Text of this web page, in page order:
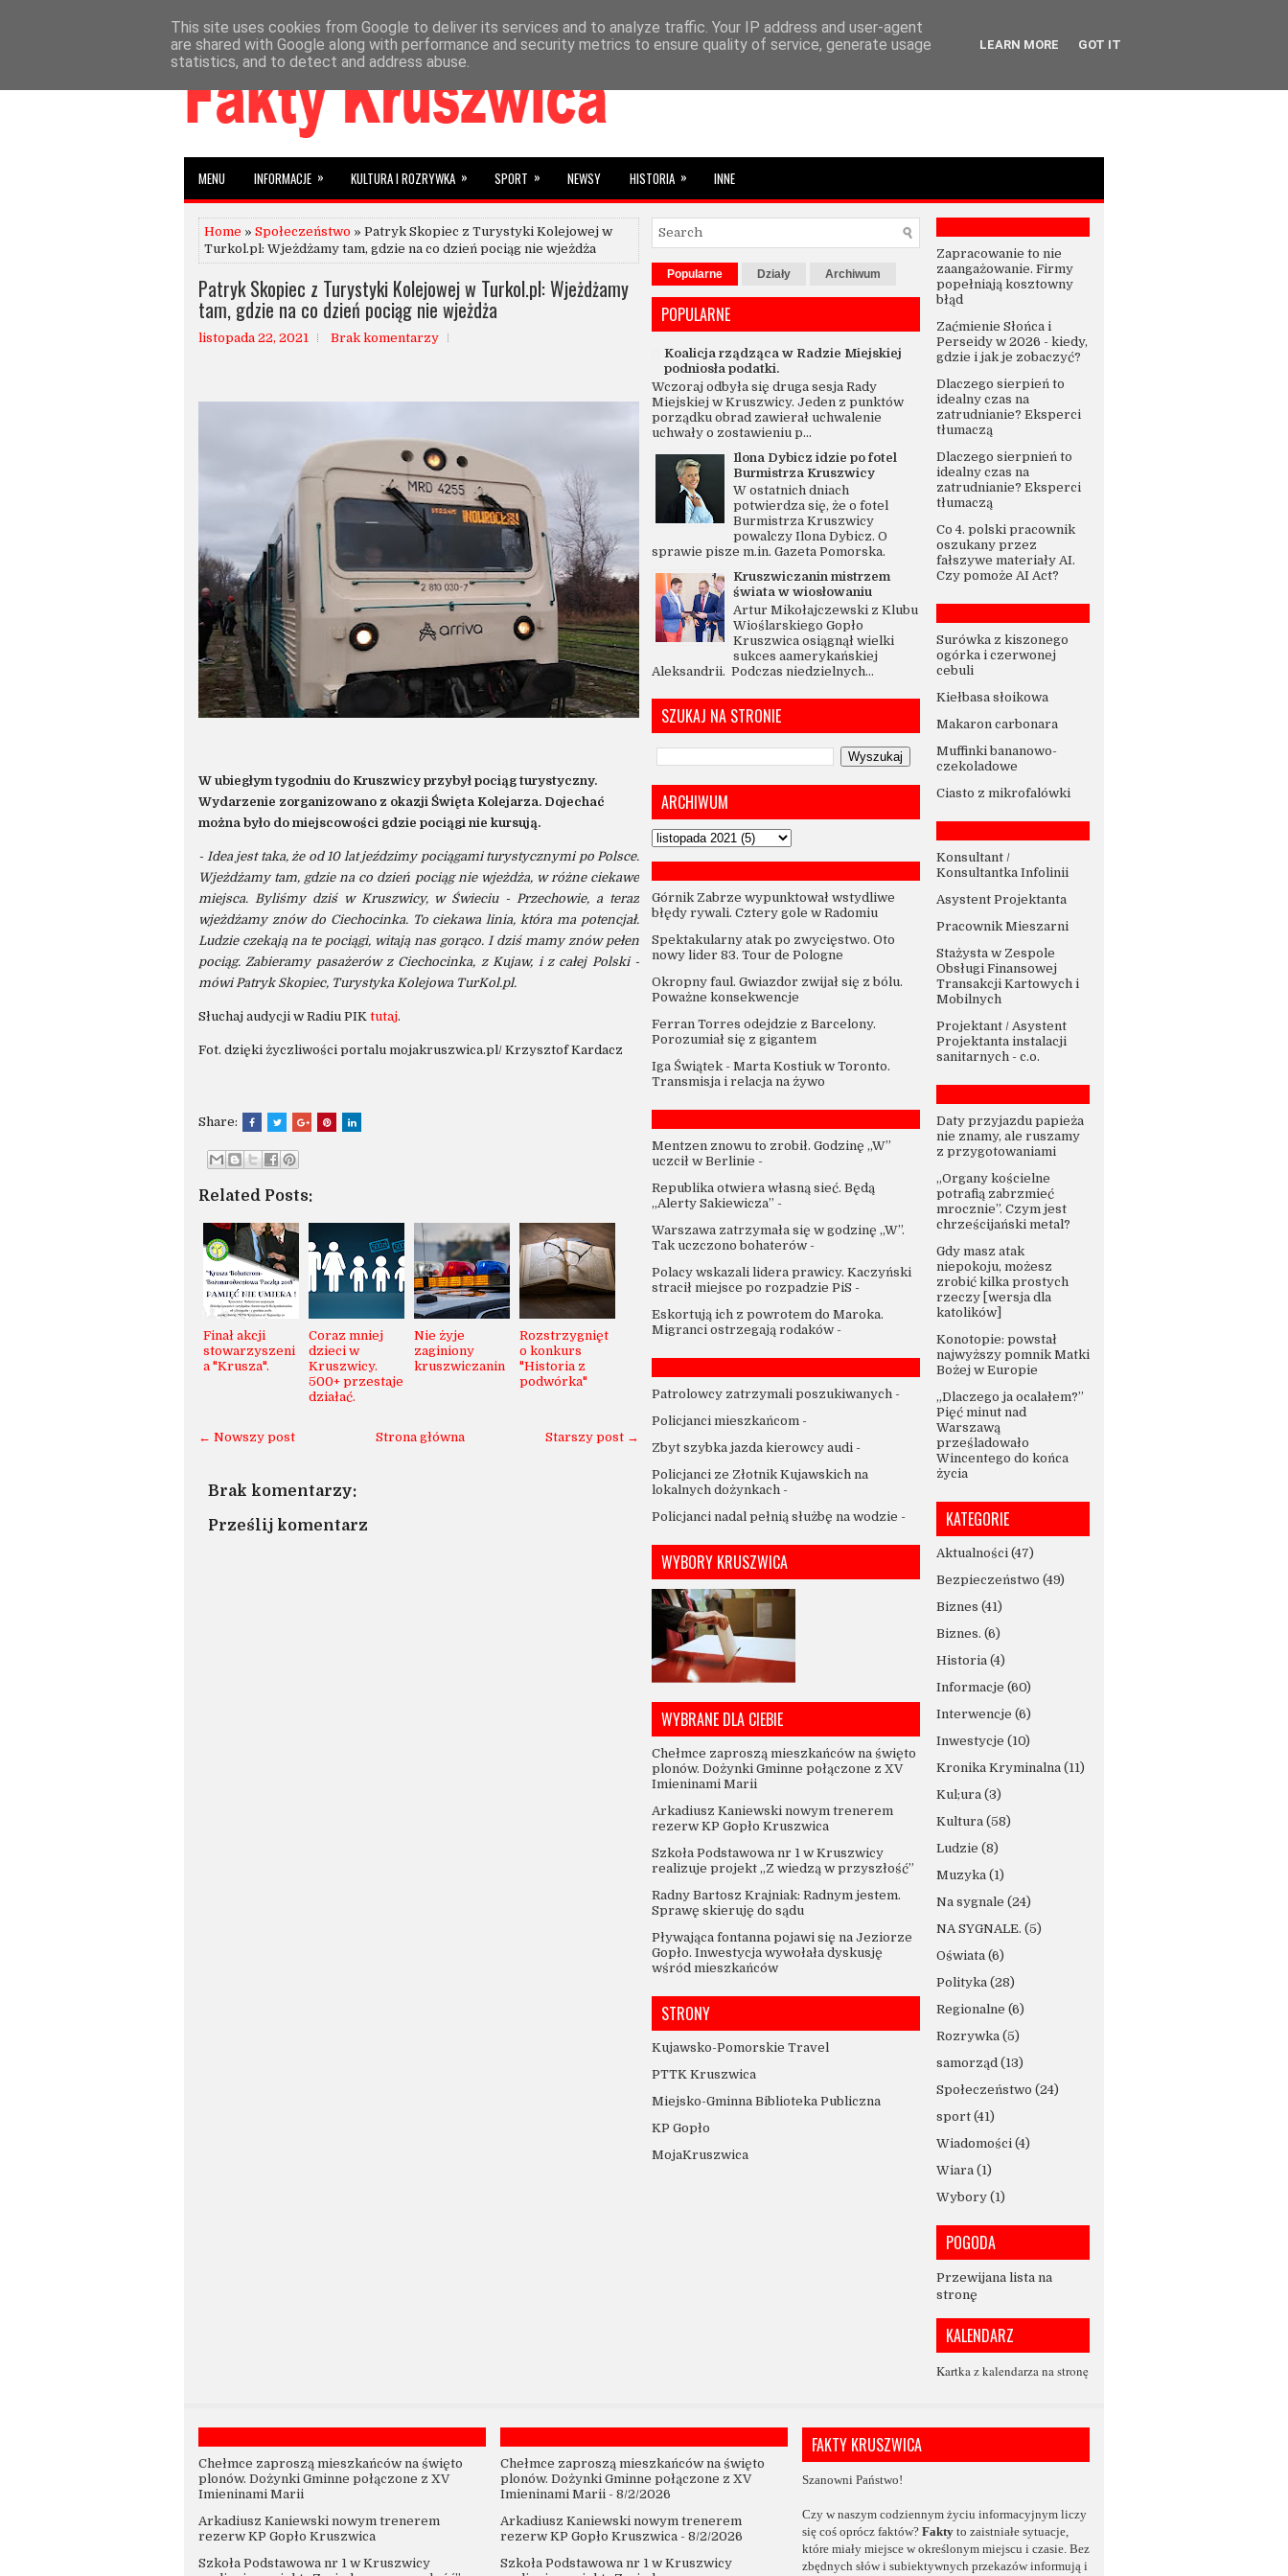
HOME AKTUALNOŚCI » INFORMACJE » WYBRANE SUBIEKTYWNIE »
MENU INFORMACJE » KULTURA I ROZRYWKA » SPORT » NEWSY HISTORIA » INNE
Home » Społeczeństwo » Patryk Skopiec z Turystyki Kolejowej w
Turkol.pl: Wjeżdżamy tam, gdzie na co dzień pociąg nie wjeżdża
Patryk Skopiec z Turystyki Kolejowej w Turkol.pl: Wjeżdżamy
tam, gdzie na co dzień pociąg nie wjeżdża
listopada 22, 2021 Brak komentarzy
W ubiegłym tygodniu do Kruszwicy przybył pociąg turystyczny.
Wydarzenie zorganizowano z okazji Święta Kolejarza. Dojechać
można było do miejscowości gdzie pociągi nie kursują.
- Idea jest taka, że od 10 lat jeździmy pociągami turystycznymi po Polsce.
Wjeżdżamy tam, gdzie na co dzień pociąg nie wjeżdża, w różne ciekawe
miejsca. Byliśmy dziś w Kruszwicy, w Świeciu - Przechowie, a teraz
wjeżdżamy znów do Ciechocinka. To ciekawa linia, która ma potencjał.
Ludzie czekają na te pociągi, witają nas gorąco. I dziś mamy znów pełen
pociąg. Zabieramy pasażerów z Ciechocinka, z Kujaw, i z całej Polski -
mówi Patryk Skopiec, Turystyka Kolejowa TurKol.pl.
Słuchaj audycji w Radiu PIK tutaj.
Fot. dzięki życzliwości portalu mojakruszwica.pl/ Krzysztof Kardacz
Share:
Related Posts:
Finał akcji
stowarzyszeni
a "Krusza".
Coraz mniej
dzieci w
Kruszwicy.
500+ przestaje
działać.
Nie żyje
zaginiony
kruszwiczanin
Rozstrzygnięt
o konkurs
"Historia z
podwórka"
← Nowszy post Starszy post →
Strona główna
Brak komentarzy:
Prześlij komentarz
Popularne Działy Archiwum
POPULARNE
Koalicja rządząca w Radzie Miejskiej
podniosła podatki.
Wczoraj odbyła się druga sesja Rady
Miejskiej w Kruszwicy. Jeden z punktów
porządku obrad zawierał uchwalenie
uchwały o zostawieniu p...
Ilona Dybicz idzie po fotel
Burmistrza Kruszwicy
W ostatnich dniach
potwierdza się, że o fotel
Burmistrza Kruszwicy
powalczy Ilona Dybicz. O
sprawie pisze m.in. Gazeta Pomorska.
Kruszwiczanin mistrzem
świata w wiosłowaniu
Artur Mikołajczewski z Klubu
Wioślarskiego Gopło
Kruszwica osiągnął wielki
sukces aamerykańskiej
Aleksandrii. Podczas niedzielnych...
SZUKAJ NA STRONIE
ARCHIWUM
Górnik Zabrze wypunktował wstydliwe
błędy rywali. Cztery gole w Radomiu
Spektakularny atak po zwycięstwo. Oto
nowy lider 83. Tour de Pologne
Okropny faul. Gwiazdor zwijał się z bólu.
Poważne konsekwencje
Ferran Torres odejdzie z Barcelony.
Porozumiał się z gigantem
Iga Świątek - Marta Kostiuk w Toronto.
Transmisja i relacja na żywo
Mentzen znowu to zrobił. Godzinę „W”
uczcił w Berlinie -
Republika otwiera własną sieć. Będą
„Alerty Sakiewicza” -
Warszawa zatrzymała się w godzinę „W”.
Tak uczczono bohaterów -
Polacy wskazali lidera prawicy. Kaczyński
stracił miejsce po rozpadzie PiS -
Eskortują ich z powrotem do Maroka.
Migranci ostrzegają rodaków -
Patrolowcy zatrzymali poszukiwanych -
Policjanci mieszkańcom -
Zbyt szybka jazda kierowcy audi -
Policjanci ze Złotnik Kujawskich na
lokalnych dożynkach -
Policjanci nadal pełnią służbę na wodzie -
WYBORY KRUSZWICA
WYBRANE DLA CIEBIE
Chełmce zaproszą mieszkańców na święto
plonów. Dożynki Gminne połączone z XV
Imieninami Marii
Arkadiusz Kaniewski nowym trenerem
rezerw KP Gopło Kruszwica
Szkoła Podstawowa nr 1 w Kruszwicy
realizuje projekt „Z wiedzą w przyszłość”
Radny Bartosz Krajniak: Radnym jestem.
Sprawę skieruję do sądu
Pływająca fontanna pojawi się na Jeziorze
Gopło. Inwestycja wywołała dyskusję
wśród mieszkańców
STRONY
Kujawsko-Pomorskie Travel
PTTK Kruszwica
Miejsko-Gminna Biblioteka Publiczna
KP Gopło
MojaKruszwica
Zapracowanie to nie
zaangażowanie. Firmy
popełniają kosztowny
błąd
Zaćmienie Słońca i
Perseidy w 2026 - kiedy,
gdzie i jak je zobaczyć?
Dlaczego sierpień to
idealny czas na
zatrudnianie? Eksperci
tłumaczą
Dlaczego sierpnień to
idealny czas na
zatrudnianie? Eksperci
tłumaczą
Co 4. polski pracownik
oszukany przez
fałszywe materiały AI.
Czy pomoże AI Act?
Surówka z kiszonego
ogórka i czerwonej
cebuli
Kiełbasa słoikowa
Makaron carbonara
Muffinki bananowo-
czekoladowe
Ciasto z mikrofalówki
Konsultant /
Konsultantka Infolinii
Asystent Projektanta
Pracownik Mieszarni
Stażysta w Zespole
Obsługi Finansowej
Transakcji Kartowych i
Mobilnych
Projektant / Asystent
Projektanta instalacji
sanitarnych - c.o.
Daty przyjazdu papieża
nie znamy, ale ruszamy
z przygotowaniami
„Organy kościelne
potrafią zabrzmieć
mrocznie”. Czym jest
chrześcijański metal?
Gdy masz atak
niepokoju, możesz
zrobić kilka prostych
rzeczy [wersja dla
katolików]
Konotopie: powstał
najwyższy pomnik Matki
Bożej w Europie
„Dlaczego ja ocalałem?”
Pięć minut nad
Warszawą
prześladowało
Wincentego do końca
życia
KATEGORIE
Aktualności (47)
Bezpieczeństwo (49)
Biznes (41)
Biznes. (6)
Historia (4)
Informacje (60)
Interwencje (6)
Inwestycje (10)
Kronika Kryminalna (11)
Kul;ura (3)
Kultura (58)
Ludzie (8)
Muzyka (1)
Na sygnale (24)
NA SYGNALE. (5)
Oświata (6)
Polityka (28)
Regionalne (6)
Rozrywka (5)
samorząd (13)
Społeczeństwo (24)
sport (41)
Wiadomości (4)
Wiara (1)
Wybory (1)
POGODA
Przewijana lista na
stronę
KALENDARZ
Kartka z kalendarza na stronę
Chełmce zaproszą mieszkańców na święto
plonów. Dożynki Gminne połączone z XV
Imieninami Marii
Arkadiusz Kaniewski nowym trenerem
rezerw KP Gopło Kruszwica
Szkoła Podstawowa nr 1 w Kruszwicy
Chełmce zaproszą mieszkańców na święto
plonów. Dożynki Gminne połączone z XV
Imieninami Marii - 8/2/2026
Arkadiusz Kaniewski nowym trenerem
rezerw KP Gopło Kruszwica - 8/2/2026
Szkoła Podstawowa nr 1 w Kruszwicy
FAKTY KRUSZWICA
Szanowni Państwo!
Czy w naszym codziennym życiu informacyjnym liczy
się coś oprócz faktów? Fakty to zaistniałe sytuacje,
które miały miejsce w określonym miejscu i czasie. Bez
zbędnych słów i subiektywnych przekazów informują i
This site uses cookies from Google to deliver its services and to analyze traffic. Your IP address and user-agent
are shared with Google along with performance and security metrics to ensure quality of service, generate usage
statistics, and to detect and address abuse.
LEARN MORE GOT IT